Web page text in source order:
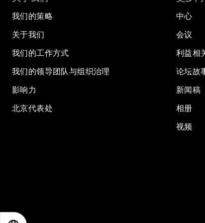
我们的策略
关于我们
我们的工作方式
我们的领导团队与组织治理
影响力
北京代表处
中心
会议
利益相
论坛故
新闻稿
相册
视频